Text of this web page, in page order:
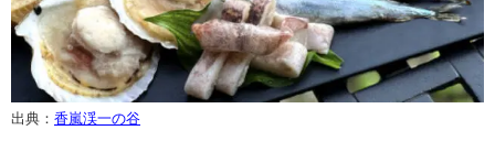
出典： 香嵐渓一の谷